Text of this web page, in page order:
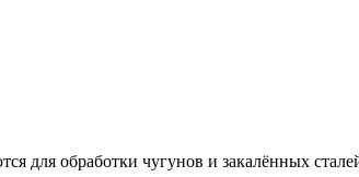
для обработки чугунов и закалённых